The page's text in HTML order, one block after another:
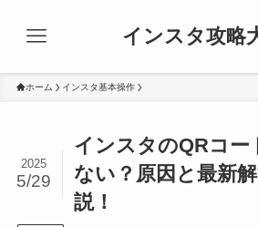
インスタ攻略
ホーム インスタ基本操作
インスタのQRコー
ない？原因と最新
説！
2025
5/29